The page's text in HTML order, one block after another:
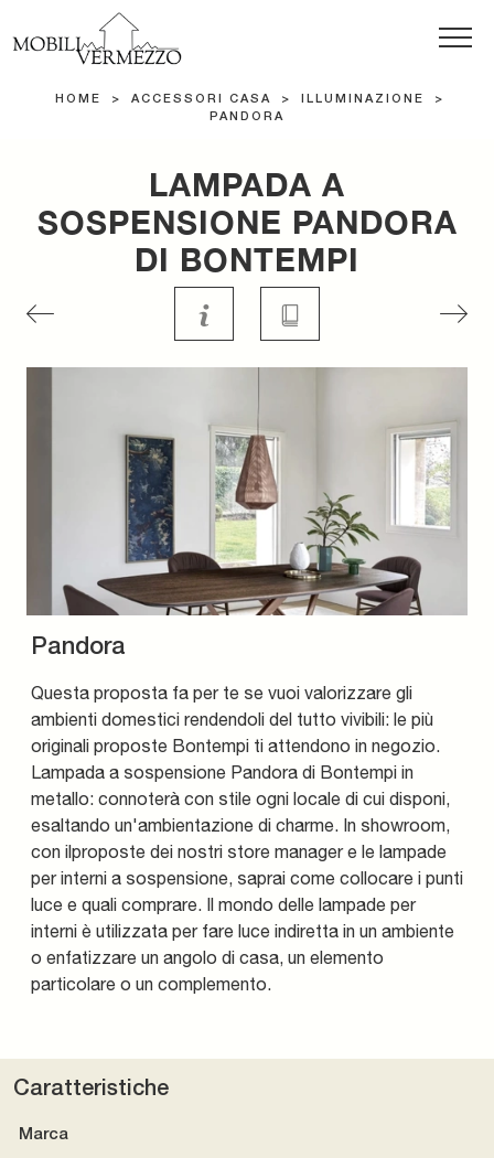
HOME > ACCESSORI CASA > ILLUMINAZIONE
>
PANDORA
LAMPADA A
SOSPENSIONE PANDORA
DI BONTEMPI
Pandora
Questa proposta fa per te se vuoi valorizzare gli
ambienti domestici rendendoli del tutto vivibili: le più
originali proposte Bontempi ti attendono in negozio.
Lampada a sospensione Pandora di Bontempi in
metallo: connoterà con stile ogni locale di cui disponi,
esaltando un'ambientazione di charme. In showroom,
con ilproposte dei nostri store manager e le lampade
per interni a sospensione, saprai come collocare i punti
luce e quali comprare. Il mondo delle lampade per
interni è utilizzata per fare luce indiretta in un ambiente
o enfatizzare un angolo di casa, un elemento
particolare o un complemento.
Caratteristiche
Marca